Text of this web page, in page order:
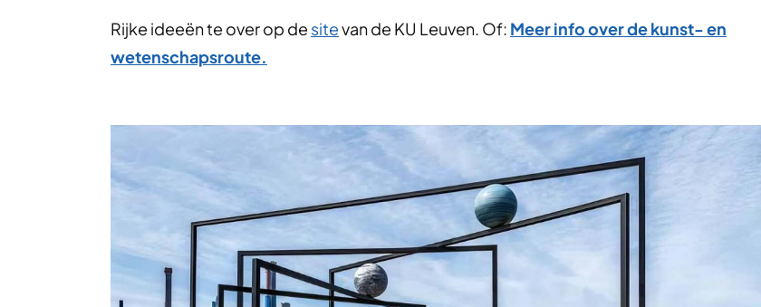
Rijke ideeën te over op de sitevan de KU Leuven. Of: Meer info over de kunst- en
wetenschapsroute.